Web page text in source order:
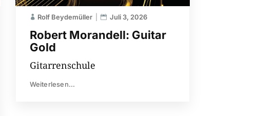
Robert Morandell: Guitar
Gold
Rolf Beydemüller Juli 3, 2026
Gitarrenschule
Weiterlesen...